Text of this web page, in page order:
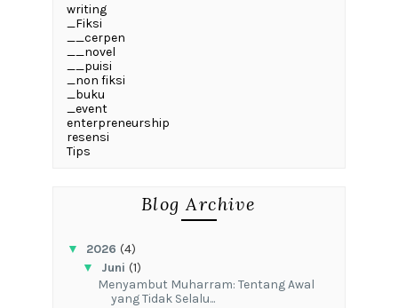
writing
_Fiksi
__cerpen
__novel
__puisi
_non fiksi
_buku
_event
enterpreneurship
resensi
Tips
Blog Archive
▼ 2026 (4)
▼ Juni (1)
Menyambut Muharram: Tentang Awal
yang Tidak Selalu...